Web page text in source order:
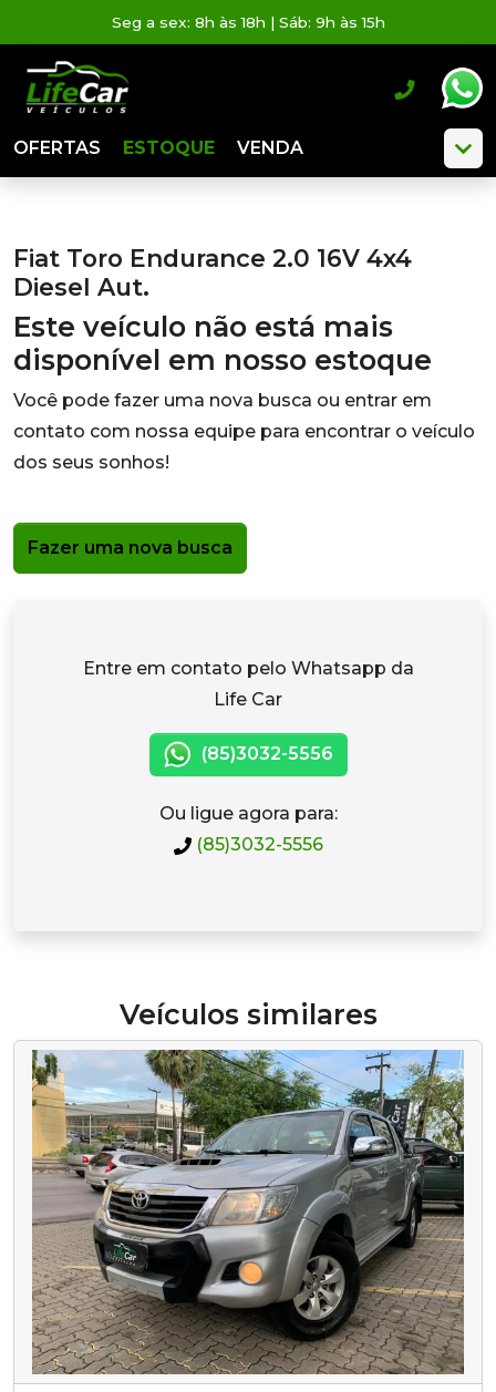
Seg a sex: 8h às 18h | Sáb: 9h às 15h
OFERTAS ESTOQUE VENDA
Fiat Toro Endurance 2.0 16V 4x4
Diesel Aut.
Este veículo não está mais
disponível em nosso estoque
Você pode fazer uma nova busca ou entrar em
contato com nossa equipe para encontrar o veículo
dos seus sonhos!
Fazer uma nova busca
Entre em contato pelo Whatsapp da
Life Car
(85)3032-5556
Ou ligue agora para:
(85)3032-5556
Veículos similares